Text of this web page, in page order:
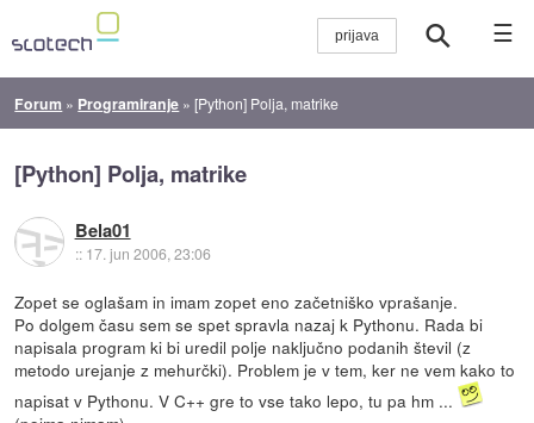
☰
Forum » Programiranje »[Python] Polja, matrike
[Python] Polja, matrike
Bela01
:: 17. jun 2006, 23:06
Zopet se oglašam in imam zopet eno začetniško vprašanje.
Po dolgem času sem se spet spravla nazaj k Pythonu. Rada bi
napisala program ki bi uredil polje naključno podanih števil (z
metodo urejanje z mehurčki). Problem je v tem, ker ne vem kako to
napisat v Pythonu. V C++ gre to vse tako lepo, tu pa hm ...